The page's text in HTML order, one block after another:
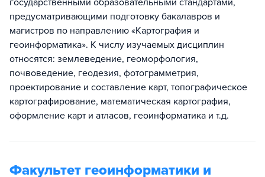
предусматривающими подготовку бакалавров и
магистров по направлению «Картография и
геоинформатика». К числу изучаемых дисциплин
относятся: землеведение, геоморфология,
почвоведение, геодезия, фотограмметрия,
проектирование и составление карт, топографическое
картографирование, математическая картография,
оформление карт и атласов, геоинформатика и т.д.
Факультет геоинформатики и